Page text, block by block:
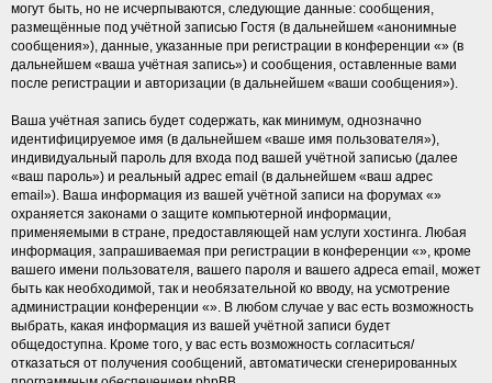
могут быть, но не исчерпываются, следующие данные: сообщения,
размещённые под учётной записью Гостя (в дальнейшем «анонимные
сообщения»), данные, указанные при регистрации в конференции «» (в
дальнейшем «ваша учётная запись») и сообщения, оставленные вами
после регистрации и авторизации (в дальнейшем «ваши сообщения»).
Ваша учётная запись будет содержать, как минимум, однозначно
идентифицируемое имя (в дальнейшем «ваше имя пользователя»),
индивидуальный пароль для входа под вашей учётной записью (далее
«ваш пароль») и реальный адрес email (в дальнейшем «ваш адрес
email»). Ваша информация из вашей учётной записи на форумах «»
охраняется законами о защите компьютерной информации,
применяемыми в стране, предоставляющей нам услуги хостинга. Любая
информация, запрашиваемая при регистрации в конференции «», кроме
вашего имени пользователя, вашего пароля и вашего адреса email, может
быть как необходимой, так и необязательной ко вводу, на усмотрение
администрации конференции «». В любом случае у вас есть возможность
выбрать, какая информация из вашей учётной записи будет
общедоступна. Кроме того, у вас есть возможность согласиться/
отказаться от получения сообщений, автоматически сгенерированных